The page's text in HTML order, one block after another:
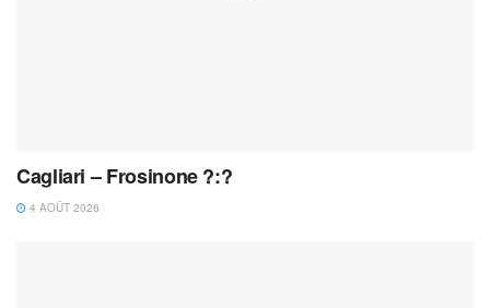
Cagliari – Frosinone ?:?
4 AOÛT 2026